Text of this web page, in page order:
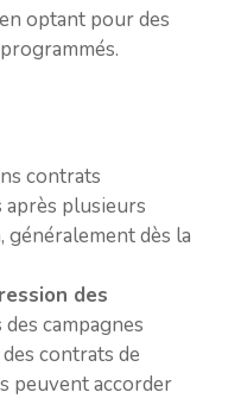
optant pour des
contrats
plusieurs
généralement dès la
des
des campagnes
contrats de
peuvent accorder